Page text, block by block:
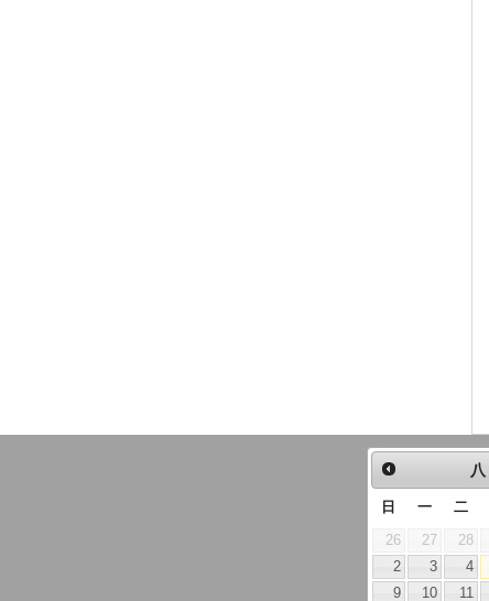
八
日 一 二
26 27 28
2
3 4
9
10 11